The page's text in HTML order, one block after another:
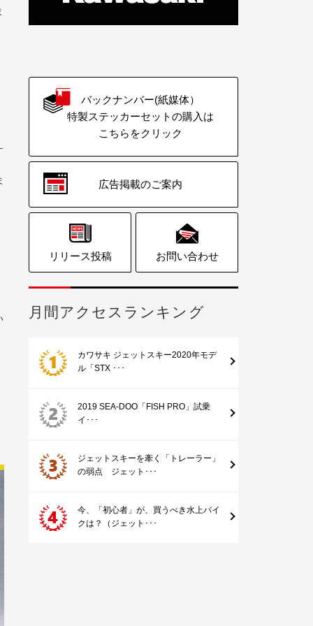
バックナンバー(紙媒体）
特製ステッカーセットの購入は
こちらをクリック
広告掲載のご案内
リリース投稿 お問い合わせ
月間アクセスランキング
カワサキ ジェットスキー2020年モデ
ル「STX ･･･
2019 SEA-DOO「FISH PRO」試乗
イ･･･
ジェットスキーを牽く「トレーラー」
の弱点 ジェット･･･
今、「初心者」が、買うべき水上バイ
クは？（ジェット･･･